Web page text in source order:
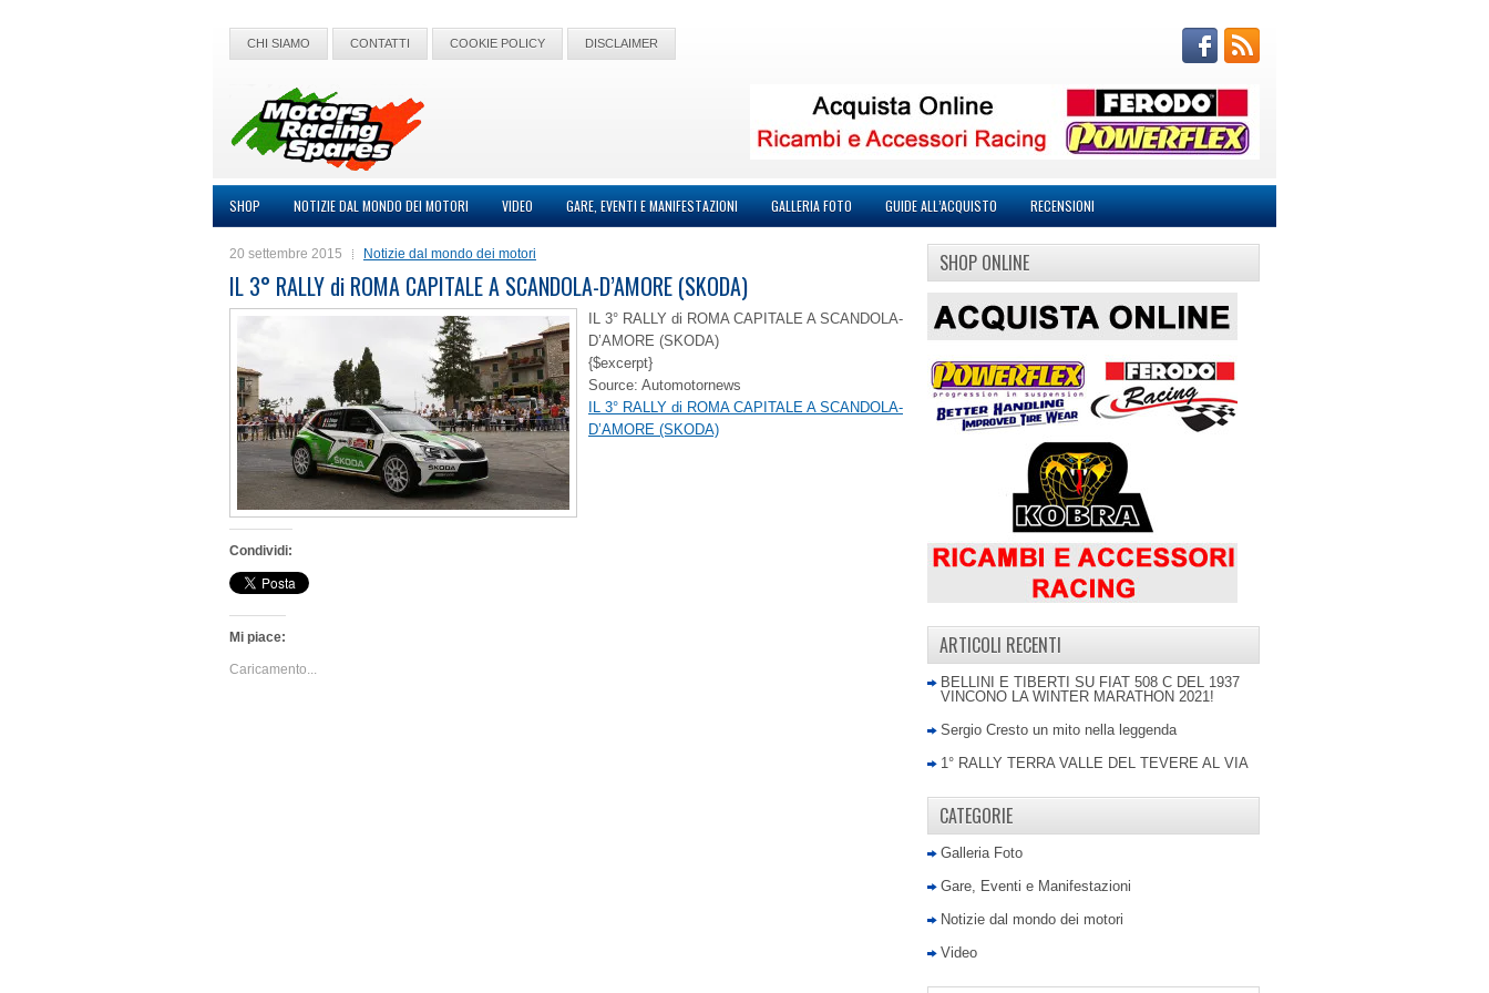
CHI SIAMO CONTATTI COOKIE POLICY DISCLAIMER
SHOP NOTIZIE DAL MONDO DEI MOTORI VIDEO GARE, EVENTI E MANIFESTAZIONI GALLERIA FOTO GUIDE ALL’ACQUISTO RECENSIONI
20 settembre 2015 Notizie dal mondo dei motori
IL 3° RALLY di ROMA CAPITALE A SCANDOLA-D’AMORE (SKODA)
IL 3° RALLY di ROMA CAPITALE A SCANDOLA-
D’AMORE (SKODA)
{$excerpt}
Source: Automotornews
IL 3° RALLY di ROMA CAPITALE A SCANDOLA-
D’AMORE (SKODA)
Condividi:
Mi piace:
Caricamento...
SHOP ONLINE
ARTICOLI RECENTI
BELLINI E TIBERTI SU FIAT 508 C DEL 1937
VINCONO LA WINTER MARATHON 2021!
Sergio Cresto un mito nella leggenda
1° RALLY TERRA VALLE DEL TEVERE AL VIA
CATEGORIE
Galleria Foto
Gare, Eventi e Manifestazioni
Notizie dal mondo dei motori
Video